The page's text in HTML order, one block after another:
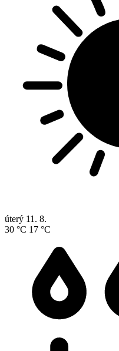
úterý 11. 8.
30 °C 17 °C